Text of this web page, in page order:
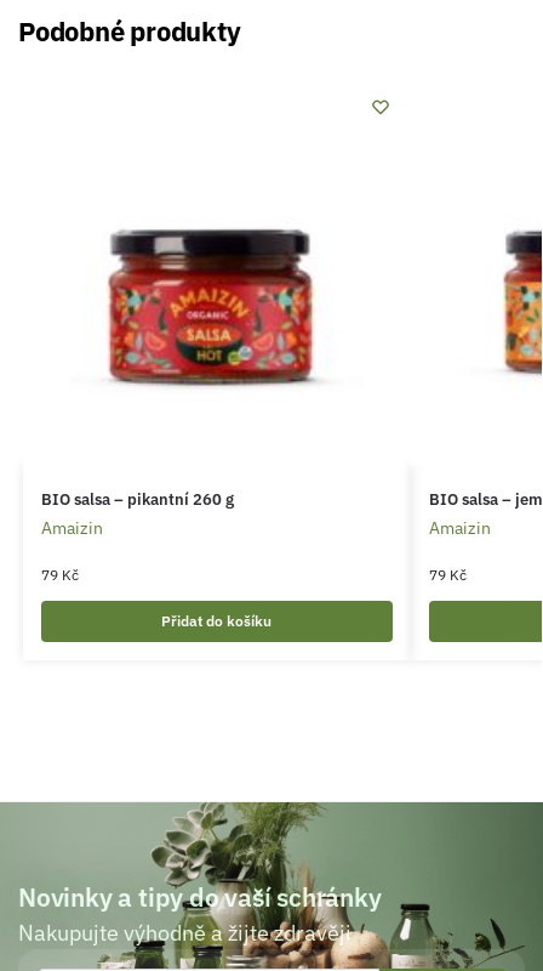
Podobné produkty
BIO salsa – pikantní 260 g
Amaizin
79 Kč
Přidat do košíku
BIO salsa –
Amaizin
79 Kč
Novinky a tipy do vaší schránky
Nakupujte výhodně a žijte zdravěji